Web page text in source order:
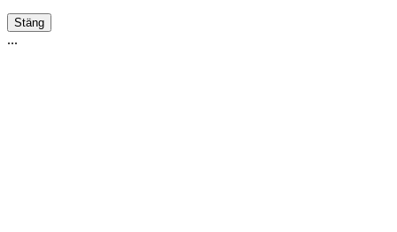
Stäng
...